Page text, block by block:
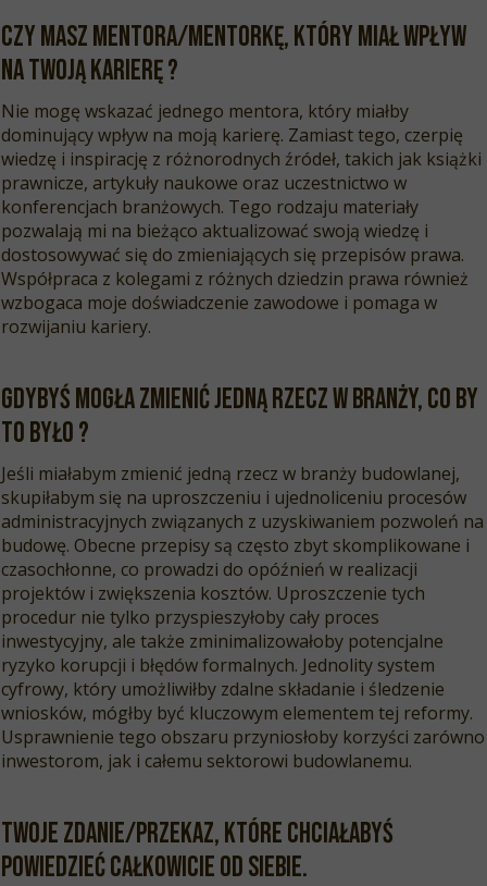
Czy masz mentora/mentorkę, który miał wpływ
na Twoją karierę?
Nie mogę wskazać jednego mentora, który miałby
dominujący wpływ na moją karierę. Zamiast tego, czerpię
wiedzę i inspirację z różnorodnych źródeł, takich jak książki
prawnicze, artykuły naukowe oraz uczestnictwo w
konferencjach branżowych. Tego rodzaju materiały
pozwalają mi na bieżąco aktualizować swoją wiedzę i
dostosowywać się do zmieniających się przepisów prawa.
Współpraca z kolegami z różnych dziedzin prawa również
wzbogaca moje doświadczenie zawodowe i pomaga w
rozwijaniu kariery.
Gdybyś mogła zmienić jedną rzecz w branży, co by
to było ?
Jeśli miałabym zmienić jedną rzecz w branży budowlanej,
skupiłabym się na uproszczeniu i ujednoliceniu procesów
administracyjnych związanych z uzyskiwaniem pozwoleń na
budowę. Obecne przepisy są często zbyt skomplikowane i
czasochłonne, co prowadzi do opóźnień w realizacji
projektów i zwiększenia kosztów. Uproszczenie tych
procedur nie tylko przyspieszyłoby cały proces
inwestycyjny, ale także zminimalizowałoby potencjalne
ryzyko korupcji i błędów formalnych. Jednolity system
cyfrowy, który umożliwiłby zdalne składanie i śledzenie
wniosków, mógłby być kluczowym elementem tej reformy.
Usprawnienie tego obszaru przyniosłoby korzyści zarówno
inwestorom, jak i całemu sektorowi budowlanemu.
Twoje zdanie/przekaz, które chciałabyś
powiedzieć całkowicie od siebie.